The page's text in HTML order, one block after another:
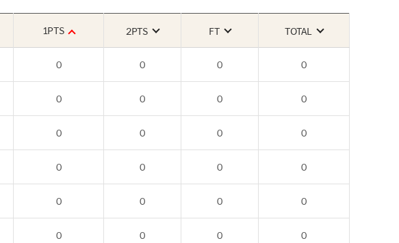
1PTS 2PTS FT TOTAL
0 0 0 0
0 0 0 0
0 0 0 0
0 0 0 0
0 0 0 0
0 0 0 0